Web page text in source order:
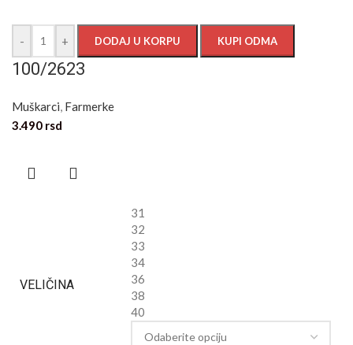
- + DODAJ U KORPU KUPI ODMA
100/2623
Muškarci, Farmerke
3.490 rsd
VELIČINA
31
32
33
34
36
38
40